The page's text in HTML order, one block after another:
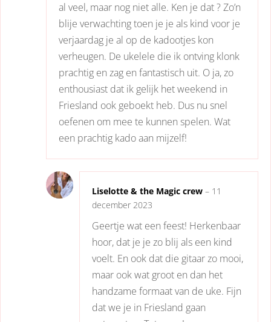
al veel, maar nog niet alle. Ken je dat ? Zo’n
blije verwachting toen je je als kind voor je
verjaardag je al op de kadootjes kon
verheugen. De ukelele die ik ontving klonk
prachtig en zag en fantastisch uit. O ja, zo
enthousiast dat ik gelijk het weekend in
Friesland ook geboekt heb. Dus nu snel
oefenen om mee te kunnen spelen. Wat
een prachtig kado aan mijzelf!
Liselotte & the Magic crew – 11
december 2023
Geertje wat een feest! Herkenbaar
hoor, dat je je zo blij als een kind
voelt. En ook dat die gitaar zo mooi,
maar ook wat groot en dan het
handzame formaat van de uke. Fijn
dat we je in Friesland gaan